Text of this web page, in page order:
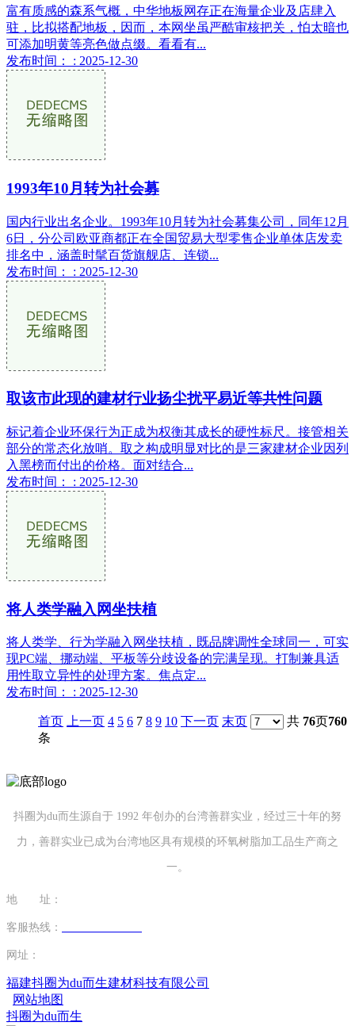
富有质感的森系气概，中华地板网存正在海量企业及店肆入
驻，比拟搭配地板，因而，本网坐虽严酷审核把关，怕太暗也
可添加明黄等亮色做点缀。看看有...
发布时间： : 2025-12-30
1993年10月转为社会募
国内行业出名企业。1993年10月转为社会募集公司，同年12月
6日，分公司欧亚商都正在全国贸易大型零售企业单体店发卖
排名中，涵盖时髦百货旗舰店、连锁...
发布时间： : 2025-12-30
取该市此现的建材行业扬尘扰平易近等共性问题
标记着企业环保行为正成为权衡其成长的硬性标尺。接管相关
部分的常态化放哨。取之构成明显对比的是三家建材企业因列
入黑榜而付出的价格。面对结合...
发布时间： : 2025-12-30
将人类学融入网坐扶植
将人类学、行为学融入网坐扶植，既品牌调性全球同一，可实
现PC端、挪动端、平板等分歧设备的完满呈现。打制兼具适
用性取立异性的处理方案。焦点定...
发布时间： : 2025-12-30
首页 上一页 4 5 6 7 8 9 10 下一页 末页 共 76页760
条
抖圈为du而生源自于 1992 年创办的台湾善群实业，经过三十年的努
力，善群实业已成为台湾地区具有规模的环氧树脂加工品生产商之
一。
地 址：
客服热线：
网址：
福建抖圈为du而生建材科技有限公司
网站地图
抖圈为du而生